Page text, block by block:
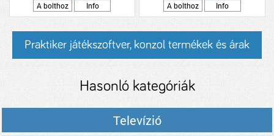
A bolthoz
Info
A bolthoz
Info
Praktiker játékszoftver, konzol termékek és árak
Hasonló kategóriák
Televízió